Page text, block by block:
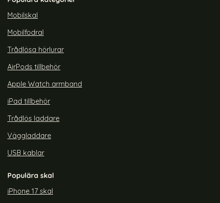
119 krtidigare pris
299 kr
Tillgänglighet:
Lagervara
Mobilskal
Mobilfodral
Trådlösa hörlurar
AirPods tillbehör
Apple Watch armband
iPad tillbehör
Trådlös laddare
Väggladdare
USB kablar
Populära skal
iPhone 17 skal